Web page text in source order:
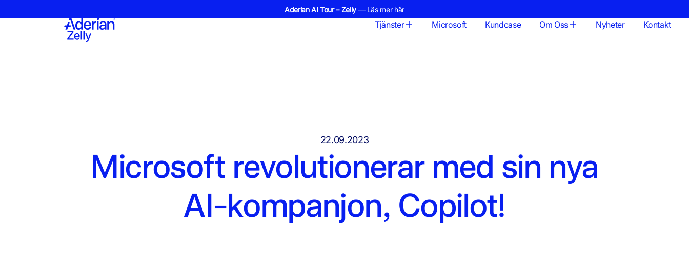
Aderian AI Tour – Zelly— Läs mer här
Tjänster Microsoft Kundcase Om Oss Nyheter Kontakt
22.09.2023
Microsoft revolutionerar med sin nya
AI-kompanjon, Copilot!